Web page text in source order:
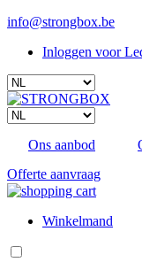
Overslaan
naar
inhoud
gaan
info@strongbox.be
Sub
navigatie
Inloggen voor
Select
your
language
Select
language
Ons aanbod
Offerte aanvraag
Winkelmand